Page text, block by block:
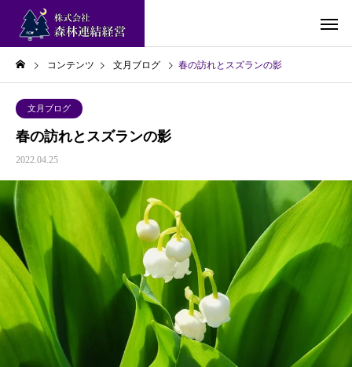
コンテンツ 文月ブログ 春の訪れとスズランの影
文月ブログ
春の訪れとスズランの影
2022.04.25